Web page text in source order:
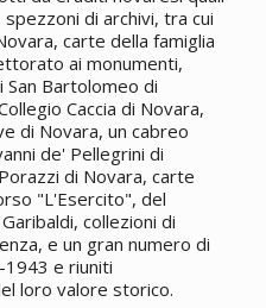
di archivi, tra cui
carte della famiglia
ai monumenti,
Bartolomeo di
Caccia di Novara,
di Novara, un cabreo
de' Pellegrini di
di Novara, carte
"L'Esercito", del
collezioni di
e un gran numero di
e riuniti
loro valore storico.